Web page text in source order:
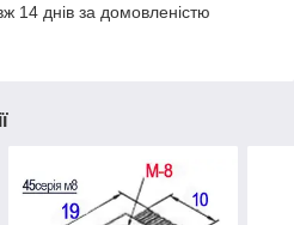
14 днів за домовленістю